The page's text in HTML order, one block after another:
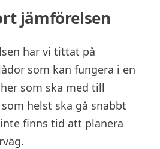
jämförelsen
har vi tittat på
som kan fungera i en
som ska med till
helst ska gå snabbt
finns tid att planera